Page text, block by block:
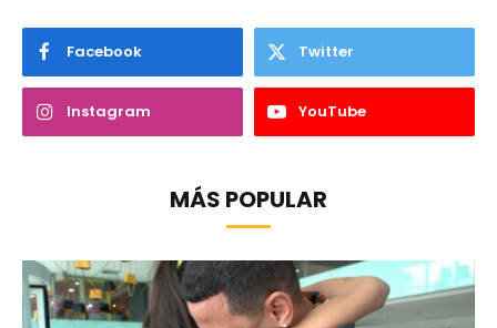
Facebook Twitter
Instagram YouTube
MÁS POPULAR